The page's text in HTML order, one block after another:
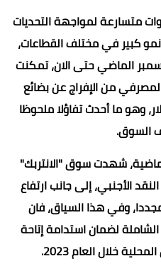
متسارعة لمواجهة التحديات
كبير في مختلف القطاعات،
الماضي حتى الان، تمكنت
من الإفراج عن بضائع
14.5 مليار دولار، وهو ما أحدث تفاؤلا ملحوظا
السوق.
شهدت سوق "الانتربك"
الأجنبي، إلى جانب ارتفاع
وفي هذا السياق، فان
لضمان استدامة إتاحة
خلال العام 2023.